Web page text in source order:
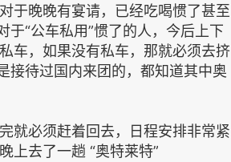
于晚晚有宴请，已经吃喝惯了甚至
于“公车私用”惯了的人，今后上下
车，如果没有私车，那就必须去挤
接待过国内来团的，都知道其中奥
就必须赶着回去，日程安排非常紧
上去了一趟 “奥特莱特”